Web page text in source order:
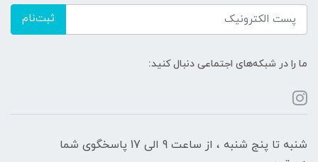
ثبت‌نام
ما را در شبکه‌های اجتماعی دنبال کنید:
شنبه تا پنج شنبه ، از ساعت 9 الی 17 پاسخگوی شما